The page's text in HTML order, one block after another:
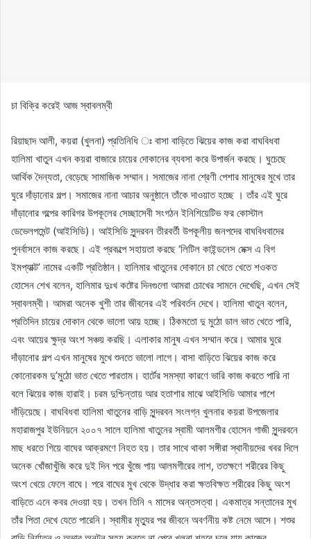
চা বিক্রি করেই আজ স্বাবলম্বী
রিয়াছাদ আলী, কয়রা (খুলনা) প্রতিনিধি ঃ বাসা বাড়িতে ঝিয়ের কাজ করা বাঘবিধবা
হালিমা খাতুন এখন কয়রা বাজারে চায়ের দোকানের ব্যবসা করে উপার্জন করছে। ঘুচেছে
আর্থিক দৈন্যতা, বেড়েছে সামাজিক সম্মান। সমাজের নানা শ্রেণী পেশার মানুষের মুখে তার
ঘুরে দাঁড়ানোর গল্প। সমাজের নানা আচার অনুষ্ঠানে তাঁকে দাওয়াত হচ্ছে । তাঁর এই ঘুরে
দাঁড়ানোর গল্পের কারিগর উপকূলের সেচ্ছাসেবী সংগঠন ইনিশিয়েটিভ ফর কোস্টাল
ডেভেলপমেন্ট (আইসিডি)। আইসিডি সুন্দরবন তীরবর্তী উপকূলীয় জনপদের বাঘবিধবাদের
পুনর্বাসনে কাজ করছে। এই প্রকল্পে সহায়তা করছে ‘লিটিল কাইন্ডনেস মেক্স এ বিগ
ইমপ্যাক্ট’ নামের একটি প্রতিষ্ঠান। হালিমার খাতুনের দোকানে চা খেতে খেতে শওকত
হোসেন শেখ বলেন, হালিমার দুঃখ কষ্টের দিনগুলো আমরা চোখের সামনে দেখেছি, এখন সেই
স্বাবলম্বী। আমরা অনেক খুশী তার জীবনের এই পরিবর্তন দেখে। হালিমা খাতুন বলেন,
প্রতিদিন চায়ের দোকান থেকে ভালো আয় হচ্ছে। ঠিকমতো দু মুঠো ডাল ভাত খেতে পারি,
এবং আয়ের ক্ষুদ্র অংশ সঞ্চয় করছি। এলাকার মানুষ এখন সম্মান করে। আমার ঘুরে
দাঁড়ানোর গল্প এখন মানুষের মুখে শুনতে ভালো লাগে। বাসা বাড়িতে ঝিয়ের কাজ করে
কোনোরকম দু’মুঠো ভাত খেতে পারতাম। হার্টের সমস্যা কারণে ভারি কাজ করতে পারি না
বলে ঝিয়ের কাজ হারাই। চরম দুশ্চিন্তায় আর হতাশার মাঝে আইসিডি আমার পাশে
দাঁড়িয়েছে। বাঘবিধবা হালিমা খাতুনের বাড়ি সুন্দরবন সংলগ্ন খুলনার কয়রা উপজেলার
মহারাজপুর ইউনিয়নে ২০০৭ সালে হালিমা খাতুনের স্বামী আলমগীর হোসেন গাজী সুন্দরবনে
মাছ ধরতে গিয়ে বাঘের আক্রমণে নিহত হয়। তার সাথে থাকা সঙ্গীরা স্থানীয়দের খবর দিলে
অনেক খোঁজাখুঁজি করে দুই দিন পরে খুঁজে পায় আলমগীরের লাশ, ততক্ষণে শরীরের কিছু
অংশ খেয়ে ফেলে বাঘে। পরে বাঘের মুখ থেকে উদ্ধার করা ক্ষতবিক্ষত শরীরের কিছু অংশ
বাড়িতে এনে কবর দেওয়া হয়। তখন তিনি ৭ মাসের অন্তসত্বা। একমাত্র সন্তানের মুখ
তাঁর পিতা দেখে যেতে পারেনি। স্বামীর মৃত্যুর পর জীবনে অবর্ণনীয় কষ্ট নেমে আসে। শশুর